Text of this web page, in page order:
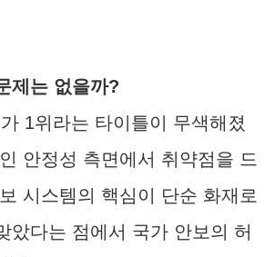
제는 없을까?
1위라는 타이틀이 무색해졌
안정성 측면에서 취약점을 드
시스템의 핵심이 단순 화재로
았다는 점에서 국가 안보의 허